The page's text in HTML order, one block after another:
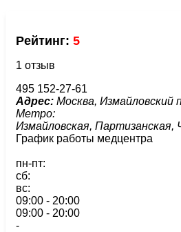
Рейтинг: 5
1 отзыв
495 152-27-61
Адрес: Москва, Измайловский
Метро:
Измайловская, Партизанская,
График работы медцентра
пн-пт:
сб:
вс:
09:00 - 20:00
09:00 - 20:00
-